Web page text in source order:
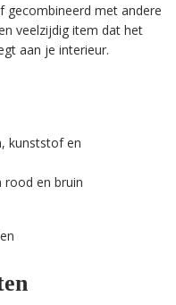
gecombineerd met andere
veelzijdig item dat het
aan je interieur.
kunststof en
rood en bruin